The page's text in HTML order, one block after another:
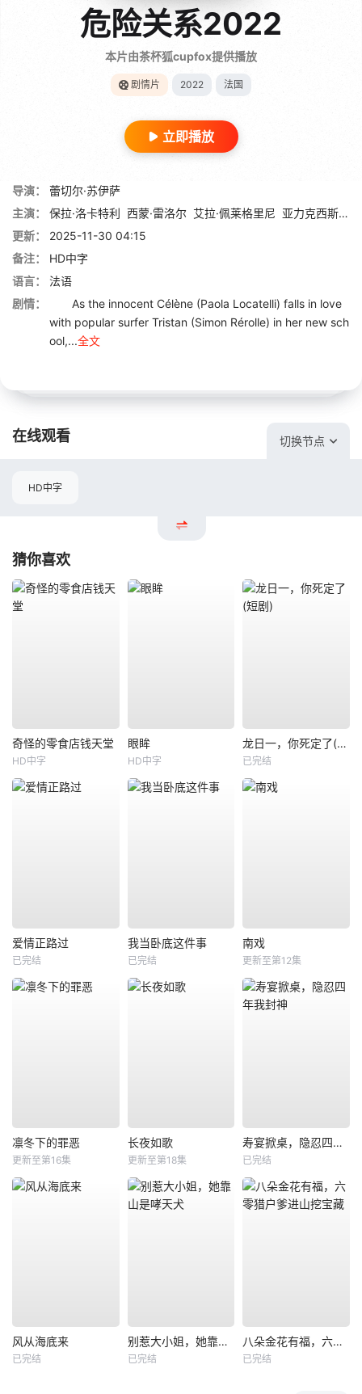
危险关系2022
本片由茶杯狐cupfox提供播放
剧情片 2022 法国
立即播放
导演：
蕾切尔·苏伊萨
主演：
保拉·洛卡特利 西蒙·雷洛尔 艾拉·佩莱格里尼 亚力克西斯·马沙利克
更新：
2025-11-30 04:15
备注：
HD中字
语言：
法语
剧情：
As the innocent Célène (Paola Locatelli) falls in love
with popular surfer Tristan (Simon Rérolle) in her new sch
ool,...全文
在线观看 切换节点
HD中字
猜你喜欢
奇怪的零食店钱天堂
HD中字
眼眸
HD中字
龙日一，你死定了(短剧)
已完结
爱情正路过
已完结
我当卧底这件事
已完结
南戏
更新至第12集
凛冬下的罪恶
更新至第16集
长夜如歌
更新至第18集
寿宴掀桌，隐忍四年我封神
已完结
风从海底来
已完结
别惹大小姐，她靠山是哮天犬
已完结
八朵金花有福，六零猎户爹进山挖宝藏
已完结